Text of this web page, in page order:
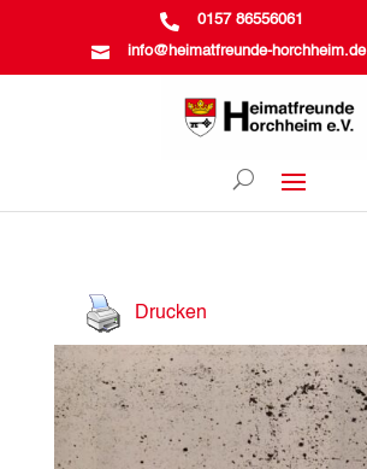
 0157 86556061
 info@heimatfreunde-horchheim.de
Drucken